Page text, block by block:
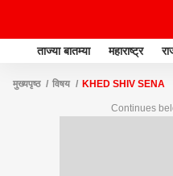
ताज्या बातम्या महाराष्ट्र
मुख्यपृष्ठ विषय KHED SHIV SENA
Continues